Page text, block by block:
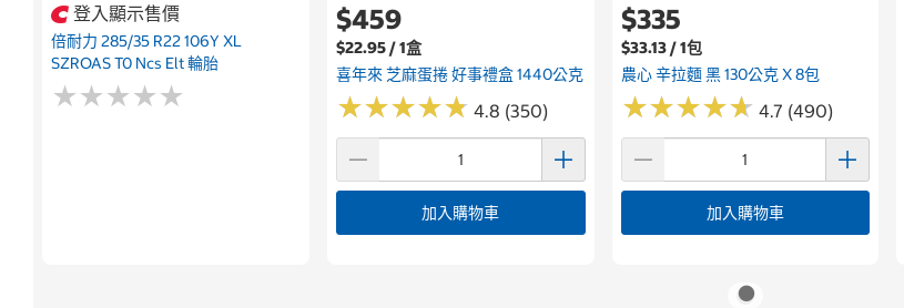
登入顯示售價
倍耐力 285/35 R22 106Y XL
SZROAS T0 Ncs Elt 輪胎
★★★★★
★★★★★
$459
$22.95 / 1盒
喜年來 芝麻蛋捲 好事禮盒 1440公克
★★★★★
★★★★★ 4.8 (350)
加入購物車
$335
$33.13 / 1包
農心 辛拉麵 黑 130公克 X 8包
★★★★★
★★★★★ 4.7 (490)
加入購物車